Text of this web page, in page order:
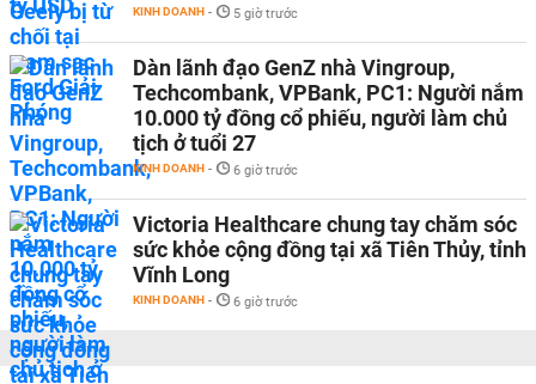
KINH DOANH - 5 giờ trước
Dàn lãnh đạo GenZ nhà Vingroup,
Techcombank, VPBank, PC1: Người nắm
10.000 tỷ đồng cổ phiếu, người làm chủ
tịch ở tuổi 27
KINH DOANH - 6 giờ trước
Victoria Healthcare chung tay chăm sóc
sức khỏe cộng đồng tại xã Tiên Thủy, tỉnh
Vĩnh Long
KINH DOANH - 6 giờ trước